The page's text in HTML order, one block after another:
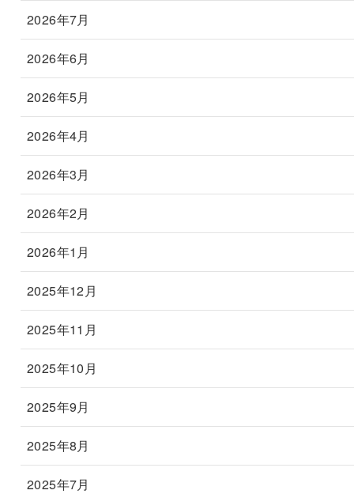
2026年7月
2026年6月
2026年5月
2026年4月
2026年3月
2026年2月
2026年1月
2025年12月
2025年11月
2025年10月
2025年9月
2025年8月
2025年7月